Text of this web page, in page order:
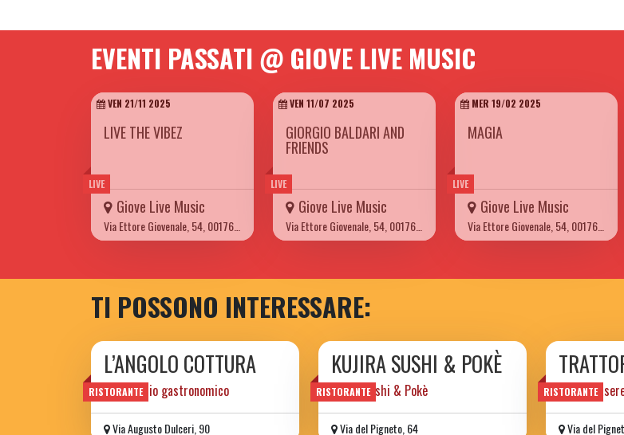
EVENTI PASSATI @ GIOVE LIVE MUSIC
LIVE
VEN 21/11 2025
LIVE THE VIBEZ
Giove Live Music
Via Ettore Giovenale, 54, 00176 Roma
LIVE
VEN 11/07 2025
GIORGIO BALDARI AND
FRIENDS
Giove Live Music
Via Ettore Giovenale, 54, 00176 Roma
LIVE
MER 19/02 2025
MAGIA
Giove Live Music
Via Ettore Giovenale, 54, 00176 Roma
TI POSSONO INTERESSARE:
RISTORANTE
L’ANGOLO COTTURA
laboratorio gastronomico
Via Augusto Dulceri, 90
RISTORANTE
KUJIRA SUSHI & POKÈ
Drink, Sushi & Pokè
Via del Pigneto, 64
RISTORANTE
cucina
Via del